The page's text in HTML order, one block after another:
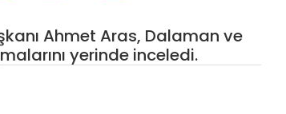
Ahmet Aras, Dalaman ve
yerinde inceledi.